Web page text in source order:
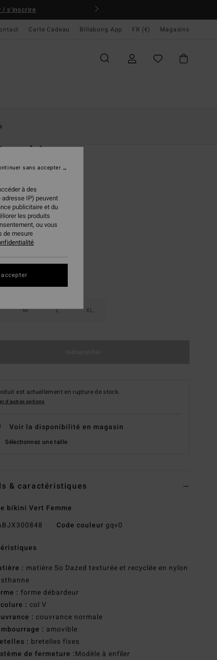
/ s'inscrire
Carte Cadeau Billabong App FR (€) Magasins
Ava
bikini Vert Femme
€
Emerald Bay
M L XL
est actuellement en rupture de stock.
d'autres options
Voir la disponibilité en magasin
Sélectionnez une taille
& caractéristiques
bikini Vert Femme
Code couleur gqv0
: matière So Dazed texturée et recyclée en nylon
: forme débardeur
: col V
: couvrance normale
: amovible
: bretelles fixes
de fermeture :Modèle à enfiler
à des
IP) peuvent
publicitaire et du
les produits
ou vous
de mesure
sans accepter